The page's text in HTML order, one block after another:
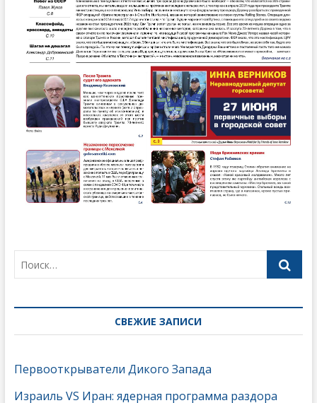
СВЕЖИЕ ЗАПИСИ
Первооткрыватели Дикого Запада
Израиль VS Иран: ядерная программа раздора